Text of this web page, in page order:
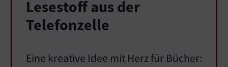
Lesestoff aus der
Telefonzelle
Eine kreative Idee mit Herz für Bücher: